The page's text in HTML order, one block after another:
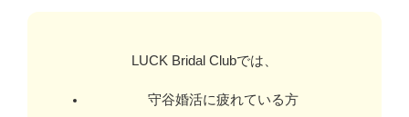
LUCK Bridal Clubでは、
守谷婚活に疲れている方